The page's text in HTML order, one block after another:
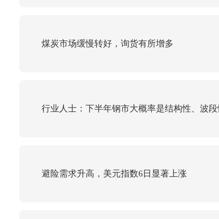
煤炭市场缓慢转好，询货有所增多
行业人士：下半年钢市大概率是结构性、波
避险需求升高，美元指数6日显著上涨